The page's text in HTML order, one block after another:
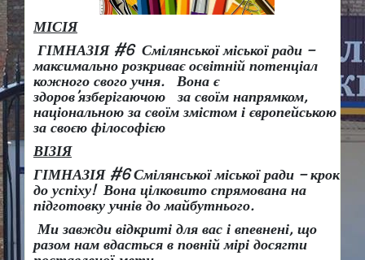
МІСІЯ
ГІМНАЗІЯ #6 Смілянської міської ради –
максимально розкриває освітній потенціал
кожного свого учня.
Вона є
здоров’язберігаючою за своїм напрямком,
національною за своїм змістом і європейською
за своєю філософією
ВІЗІЯ
ГІМНАЗІЯ #6 Смілянської міської ради – крок
до успіху! Вона цілковито спрямована на
підготовку учнів до майбутнього.
Ми завжди відкриті для вас і впевнені, що
разом нам вдасться в повній мірі досягти